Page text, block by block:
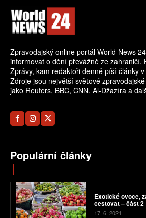
Zpravodajský online portál World News
informovat o dění převážně ze zahraničí.
Zprávy, kam redaktoři denně píší články
Zdroje jsou největší světové
jako Reuters, BBC, CNN, Al-Džazíra a
Populární články
Exotické ovoce,
cestovat – část 2
17. 6. 2021